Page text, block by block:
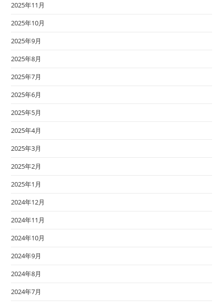
2025年11月
2025年10月
2025年9月
2025年8月
2025年7月
2025年6月
2025年5月
2025年4月
2025年3月
2025年2月
2025年1月
2024年12月
2024年11月
2024年10月
2024年9月
2024年8月
2024年7月